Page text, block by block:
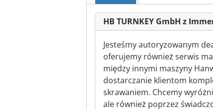
HB TURNKEY GmbH z
Jesteśmy autoryzowanym
oferujemy również serwis
między innymi maszyny
dostarczanie klientom
skrawaniem. Chcemy
ale również poprzez